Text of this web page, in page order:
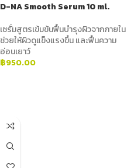
D-NA Smooth Serum 10 ml.
เซรั่มสูตรเข้มข้นฟื้นบำรุงผิวจากภายใน
ช่วยให้ผิวดูแข็งแรงขึ้น และฟื้นความ
อ่อนเยาว์
฿950.00